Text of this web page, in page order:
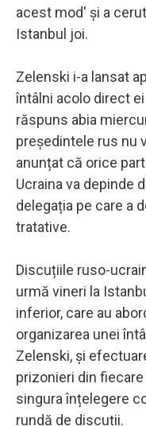
acest mod' și a
Istanbul joi.
Zelenski i-a lansat
întâlni acolo direct
răspuns abia
președintele rus nu
anunțat că orice
Ucraina va depinde
delegația pe care a
tratative.
Discuțiile ruso-
urmă vineri la
inferior, care au
organizarea unei
Zelenski, și
prizonieri din
singura înțelegere
rundă de discuții.